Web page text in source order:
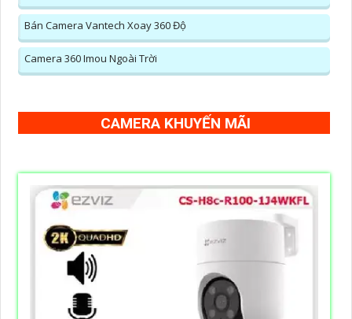
Bán Camera Vantech Xoay 360 Độ
Camera 360 Imou Ngoài Trời
CAMERA KHUYẾN MÃI